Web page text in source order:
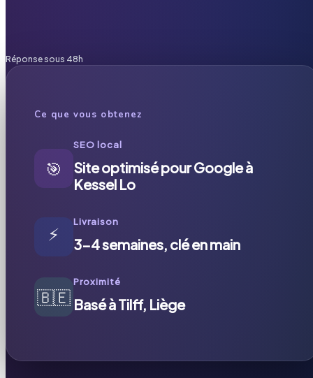
Réponse sous 48h
Ce que vous obtenez
🎯
SEO local
Site optimisé pour Google à
Kessel Lo
⚡
Livraison
3-4 semaines, clé en main
🇧🇪
Proximité
Basé à Tilff, Liège